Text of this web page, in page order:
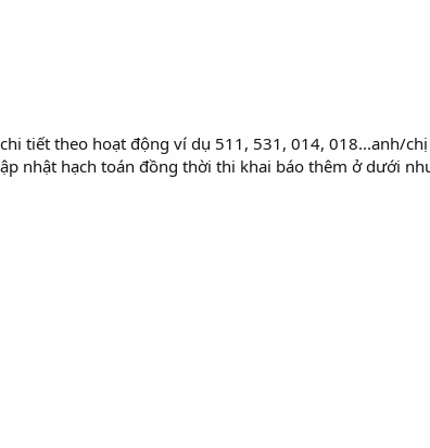
tiết theo hoạt động ví dụ 511, 531, 014, 018...anh/chị
nhật hạch toán đồng thời thi khai báo thêm ở dưới